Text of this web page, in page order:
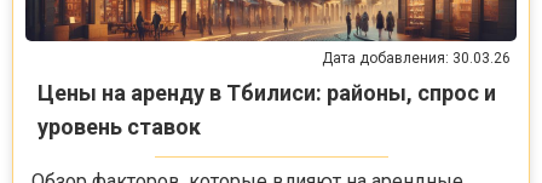
Дата добавления: 30.03.26
Цены на аренду в Тбилиси: районы, спрос и
уровень ставок